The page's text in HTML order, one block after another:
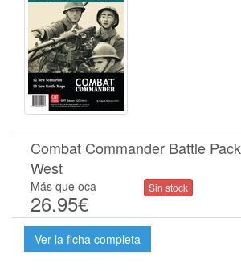
Combat Commander Battle
West
Más que oca
26.95€
Sin stock
Ver la ficha completa